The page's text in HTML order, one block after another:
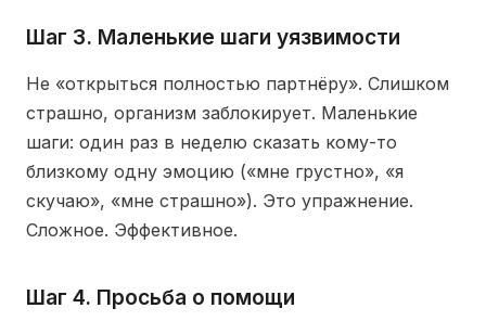
Шаг 3. Маленькие шаги уязвимости
Не «открыться полностью партнёру». Слишком
страшно, организм заблокирует. Маленькие
шаги: один раз в неделю сказать кому-то
близкому одну эмоцию («мне грустно», «я
скучаю», «мне страшно»). Это упражнение.
Сложное. Эффективное.
Шаг 4. Просьба о помощи